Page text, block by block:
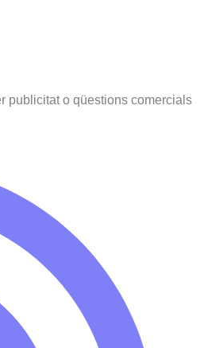
publicitat o qüestions comercials